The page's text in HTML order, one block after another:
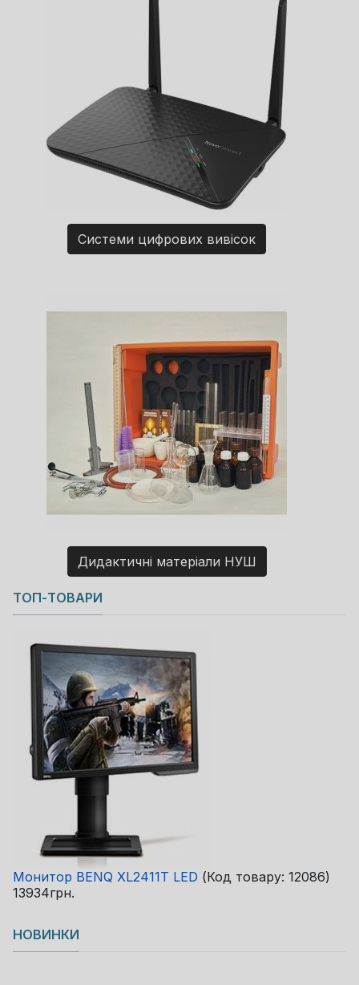
Системи цифрових вивісок
Дидактичні матеріали НУШ
Copyright MAXXmarketing GmbH
JoomShopping Download & Support
ТОП-ТОВАРИ
Монитор BENQ XL2411T LED (Код товару: 12086)
13934грн.
НОВИНКИ